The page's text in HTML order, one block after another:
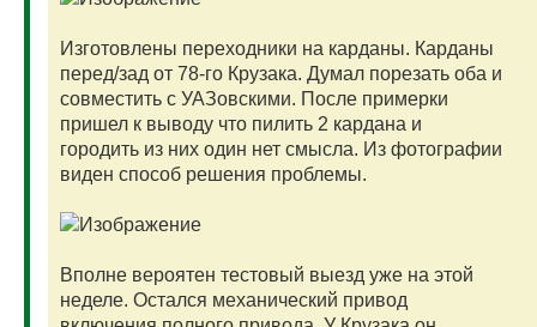
Изготовлены переходники на карданы. Карданы
перед/зад от 78-го Крузака. Думал порезать оба и
совместить с УАЗовскими. После примерки
пришел к выводу что пилить 2 кардана и
городить из них один нет смысла. Из фотографии
виден способ решения проблемы.
Вполне вероятен тестовый выезд уже на этой
неделе. Остался механический привод